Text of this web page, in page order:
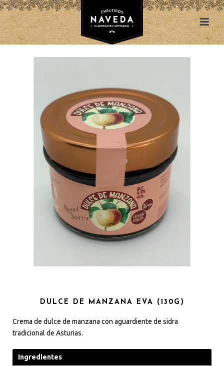
DULCE DE MANZANA EVA (130G)
Crema de dulce de manzana con aguardiente de sidra
tradicional de Asturias.
Ingredientes